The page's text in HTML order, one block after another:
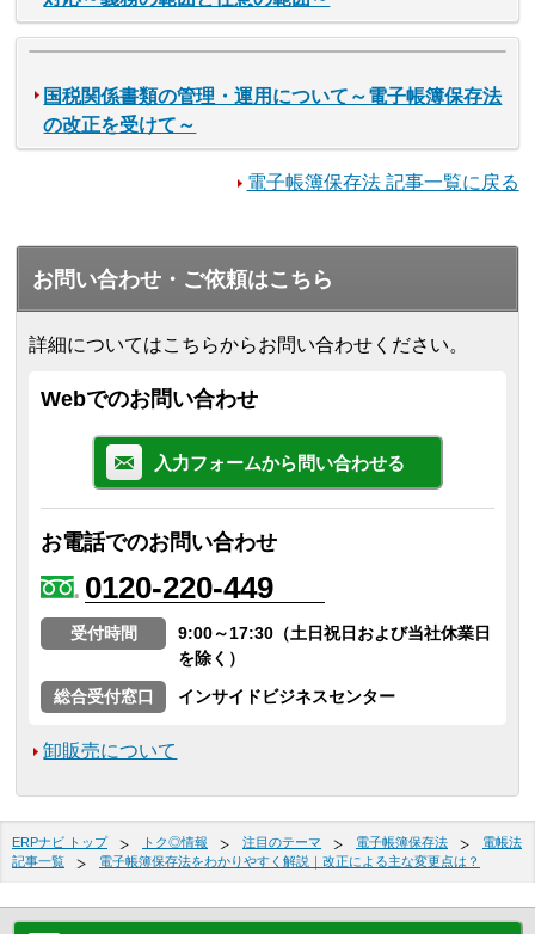
国税関係書類の管理・運用について～電子帳簿保存法
の改正を受けて～
電子帳簿保存法 記事一覧に戻る
お問い合わせ・ご依頼はこちら
詳細についてはこちらからお問い合わせください。
Webでのお問い合わせ
入力フォームから問い合わせる
お電話でのお問い合わせ
0120-220-449
受付時間
9:00～17:30（土日祝日および当社休業日
を除く）
総合受付窓口
インサイドビジネスセンター
卸販売について
ERPナビ トップ トク◎情報 注目のテーマ 電子帳簿保存法
電帳法
記事一覧
電子帳簿保存法をわかりやすく解説｜改正による主な変更点は？